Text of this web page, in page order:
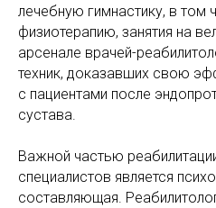
лечебную гимнастику, в том
физиотерапию, занятия на
арсенале врачей-
техник, доказавших свою
с пациентами после
сустава.
Важной частью
специалистов является
составляющая.